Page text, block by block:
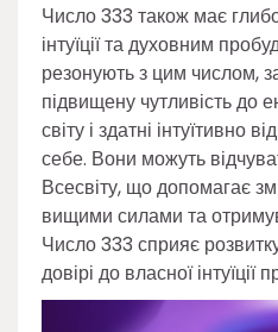
Число 333 також має
інтуїції та духовним
резонують з цим числом,
підвищену чутливість до
світу і здатні інтуїтивно
себе. Вони можуть
Всесвіту, що допомагає
вищими силами та
Число 333 сприяє
довірі до власної інтуїції